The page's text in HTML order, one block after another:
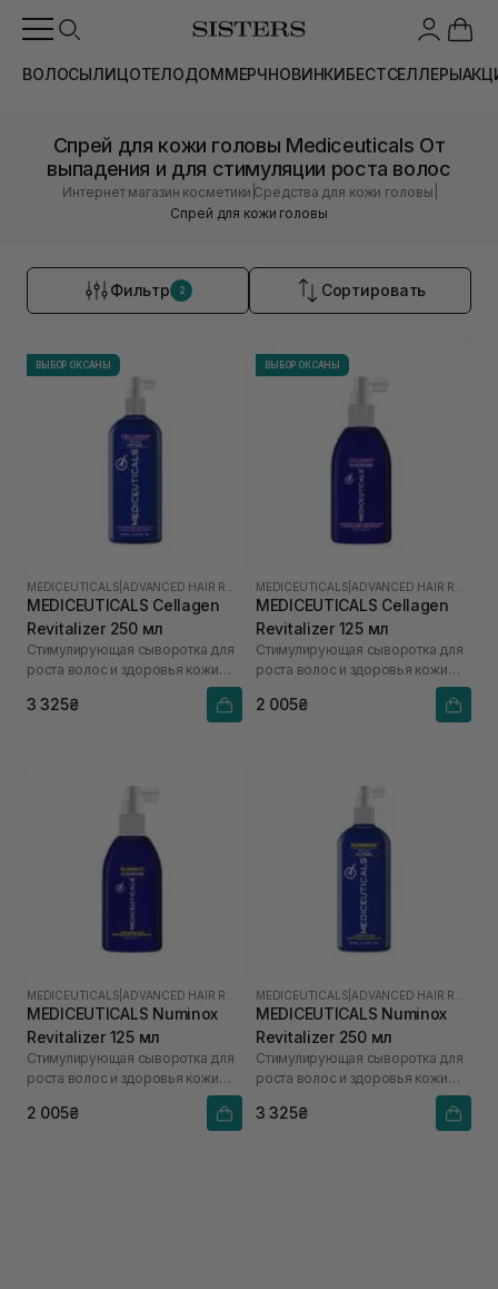
ВОЛОСЫЛИЦОТЕЛОДОММЕРЧНОВИНКИБЕСТСЕЛЛЕРЫ
Спрей для кожи головы Mediceuticals От
выпадения и для стимуляции роста волос
Интернет магазин косметики |Средства для кожи головы
Спрей для кожи головы
Фильтр 2 Сортировать
ВЫБОР ОКСАНЫ
MEDICEUTICALS
MEDICEUTICALS Cellagen
Revitalizer 250 мл
Стимулирующая сыворотка для
роста волос и здоровья кожи
3 325₴
ВЫБОР ОКСАНЫ
MEDICEUTICALS
MEDICEUTICALS Cellagen
Revitalizer 125 мл
Стимулирующая сыворотка для
роста волос и здоровья кожи
2 005₴
MEDICEUTICALS
MEDICEUTICALS Numinox
Revitalizer 125 мл
Стимулирующая сыворотка для
роста волос и здоровья кожи
2 005₴
MEDICEUTICALS
MEDICEUTICALS Numinox
Revitalizer 250 мл
Стимулирующая сыворотка для
роста волос и здоровья кожи
3 325₴